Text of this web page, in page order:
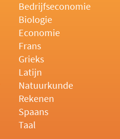
Bedrijfseconomie
Biologie
Economie
Frans
Grieks
Latijn
Natuurkunde
Rekenen
Spaans
Taal